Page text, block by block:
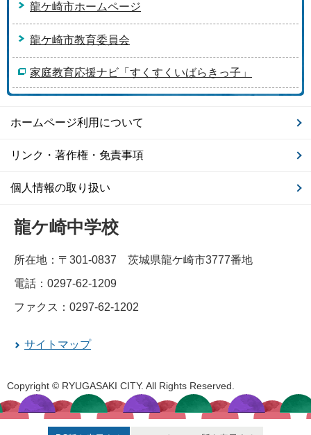
龍ケ崎市ホームページ
龍ケ崎市教育委員会
家庭教育応援ナビ「すくすくいばらきっ子」
ホームページ利用について
リンク・著作権・免責事項
個人情報の取り扱い
龍ケ崎中学校
所在地：〒301-0837 茨城県龍ケ崎市3777番地
電話：0297-62-1209
ファクス：0297-62-1202
サイトマップ
Copyright © RYUGASAKI CITY. All Rights Reserved.